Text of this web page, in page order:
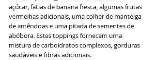
açúcar, fatias de banana fresca, algumas frutas
vermelhas adicionais, uma colher de manteiga
de amêndoas e uma pitada de sementes de
abóbora. Estes toppings fornecem uma
mistura de carboidratos complexos, gorduras
saudáveis e fibras adicionais.